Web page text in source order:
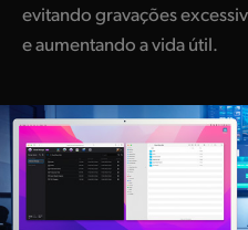
evitando gravações
e aumentando a vida útil.